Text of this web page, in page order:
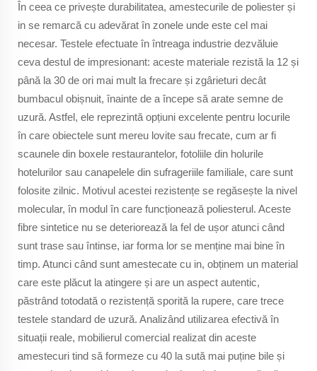
În ceea ce privește durabilitatea, amestecurile de poliester și
in se remarcă cu adevărat în zonele unde este cel mai
necesar. Testele efectuate în întreaga industrie dezvăluie
ceva destul de impresionant: aceste materiale rezistă la 12 și
până la 30 de ori mai mult la frecare și zgârieturi decât
bumbacul obișnuit, înainte de a începe să arate semne de
uzură. Astfel, ele reprezintă opțiuni excelente pentru locurile
în care obiectele sunt mereu lovite sau frecate, cum ar fi
scaunele din boxele restaurantelor, fotoliile din holurile
hotelurilor sau canapelele din sufrageriile familiale, care sunt
folosite zilnic. Motivul acestei rezistențe se regăsește la nivel
molecular, în modul în care funcționează poliesterul. Aceste
fibre sintetice nu se deteriorează la fel de ușor atunci când
sunt trase sau întinse, iar forma lor se menține mai bine în
timp. Atunci când sunt amestecate cu in, obținem un material
care este plăcut la atingere și are un aspect autentic,
păstrând totodată o rezistență sporită la rupere, care trece
testele standard de uzură. Analizând utilizarea efectivă în
situații reale, mobilierul comercial realizat din aceste
amestecuri tind să formeze cu 40 la sută mai puține bile și